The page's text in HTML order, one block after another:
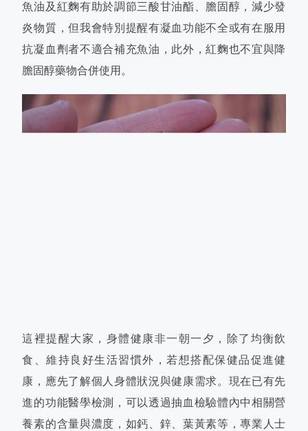
魚油及紅麴有助於調節三酸甘油酯、膽固醇，減少發
炎物質，但我會特別提醒有凝血功能不全或有在服用
抗凝血劑者不適合補充魚油，此外，紅麴也不宜與降
膽固醇藥物合併使用。
這裡提醒大家，身體健康非一朝一夕，除了均衡飲
食、維持良好生活習慣外，若想搭配保健品促進健
康，應先了解個人身體狀況與健康需求。現在已有先
進的功能醫學檢測，可以透過抽血檢驗體內中相關營
養素的含量與濃度，如鈣、鋅、葉黃素等，專業人士